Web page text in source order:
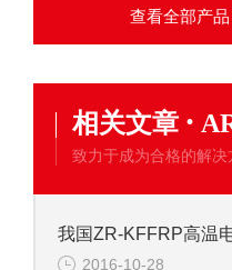
查看全部产
相关文章 ·
致力于成为合格的解决
2016-10-28